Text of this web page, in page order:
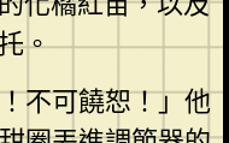
。
不可饒恕！」他